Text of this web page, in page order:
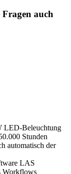
auch
LED-Beleuchtung
Stunden
automatisch der
LAS
Workflows